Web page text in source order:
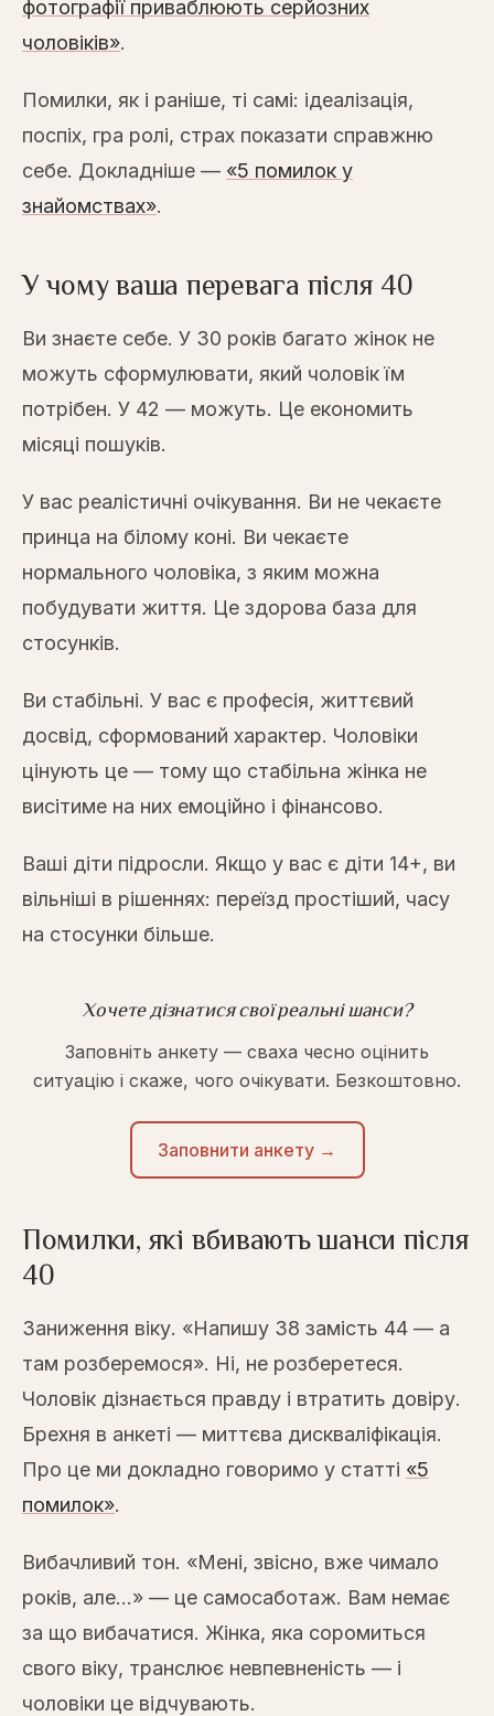
фотографії приваблюють серйозних
чоловіків».
Помилки, як і раніше, ті самі: ідеалізація,
поспіх, гра ролі, страх показати справжню
себе. Докладніше — «5 помилок у
знайомствах».
У чому ваша перевага після 40
Ви знаєте себе. У 30 років багато жінок не
можуть сформулювати, який чоловік їм
потрібен. У 42 — можуть. Це економить
місяці пошуків.
У вас реалістичні очікування. Ви не чекаєте
принца на білому коні. Ви чекаєте
нормального чоловіка, з яким можна
побудувати життя. Це здорова база для
стосунків.
Ви стабільні. У вас є професія, життєвий
досвід, сформований характер. Чоловіки
цінують це — тому що стабільна жінка не
висітиме на них емоційно і фінансово.
Ваші діти підросли. Якщо у вас є діти 14+, ви
вільніші в рішеннях: переїзд простіший, часу
на стосунки більше.
Хочете дізнатися свої реальні шанси?
Заповніть анкету — сваха чесно оцінить
ситуацію і скаже, чого очікувати. Безкоштовно.
Заповнити анкету →
Помилки, які вбивають шанси після
40
Заниження віку. «Напишу 38 замість 44 — а
там розберемося». Ні, не розберетеся.
Чоловік дізнається правду і втратить довіру.
Брехня в анкеті — миттєва дискваліфікація.
Про це ми докладно говоримо у статті «5
помилок».
Вибачливий тон. «Мені, звісно, вже чимало
років, але...» — це самосаботаж. Вам немає
за що вибачатися. Жінка, яка соромиться
свого віку, транслює невпевненість — і
чоловіки це відчувають.